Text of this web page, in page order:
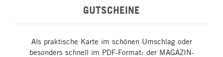
GUTSCHEINE
Als praktische Karte im schönen Umschlag oder
besonders schnell im PDF-Format: der MAGAZIN-